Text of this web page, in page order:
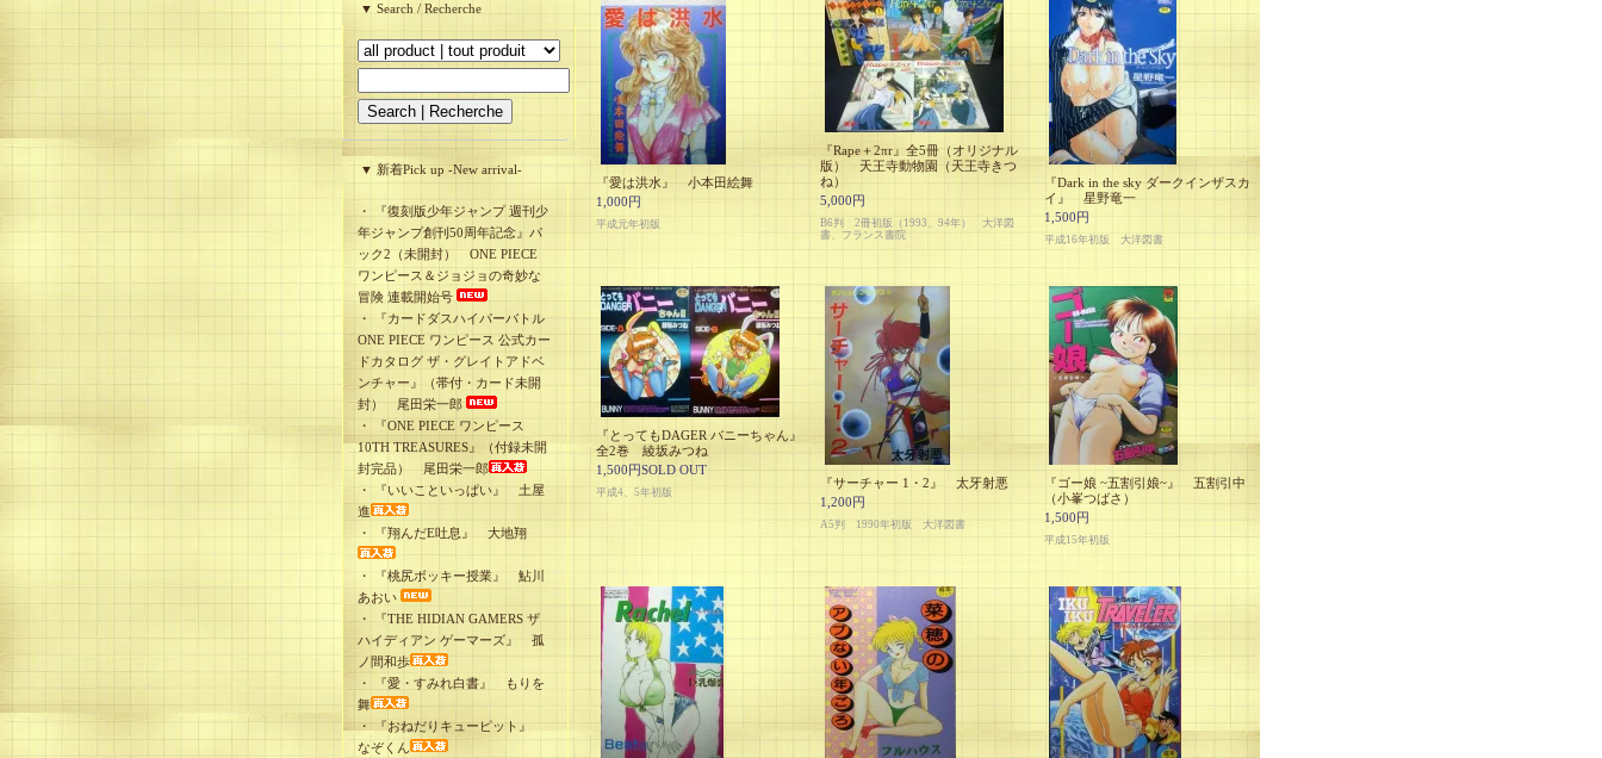
▼ Search / Recherche
▼ 新着Pick up -New arrival-
・
『復刻版少年ジャンプ 週刊少
年ジャンプ創刊50周年記念』パ
ック2（未開封） ONE PIECE
ワンピース＆ジョジョの奇妙な
冒険 連載開始号
・
『カードダスハイパーバトル
ONE PIECE ワンピース 公式カー
ドカタログ ザ・グレイトアドベ
ンチャー』（帯付・カード未開
封） 尾田栄一郎
・
『ONE PIECE ワンピース
10TH TREASURES』（付録未開
封完品） 尾田栄一郎
・
『いいこといっぱい』 土屋
進
・
『翔んだE吐息』 大地翔
・
『桃尻ボッキー授業』 鮎川
あおい
・
『THE HIDIAN GAMERS ザ
ハイディアン ゲーマーズ』 孤
ノ間和歩
・
『愛・すみれ白書』 もりを
舞
・
『おねだりキューピット』
なぞくん
『愛は洪水』 小本田絵舞
1,000円
平成元年初版
『Rape＋2πr』全5冊（オリジナル
版） 天王寺動物園（天王寺きつ
ね）
5,000円
B6判 2冊初版（1993、94年） 大洋図
書、フランス書院
『Dark in the sky ダークインザスカ
イ』 星野竜一
1,500円
平成16年初版 大洋図書
『とってもDAGER バニーちゃん』
全2巻 綾坂みつね
1,500円SOLD OUT
平成4、5年初版
『サーチャー 1・2』 太牙射悪
1,200円
A5判 1990年初版 大洋図書
『ゴー娘 ~五割引娘~』 五割引中
（小峯つばさ）
1,500円
平成15年初版